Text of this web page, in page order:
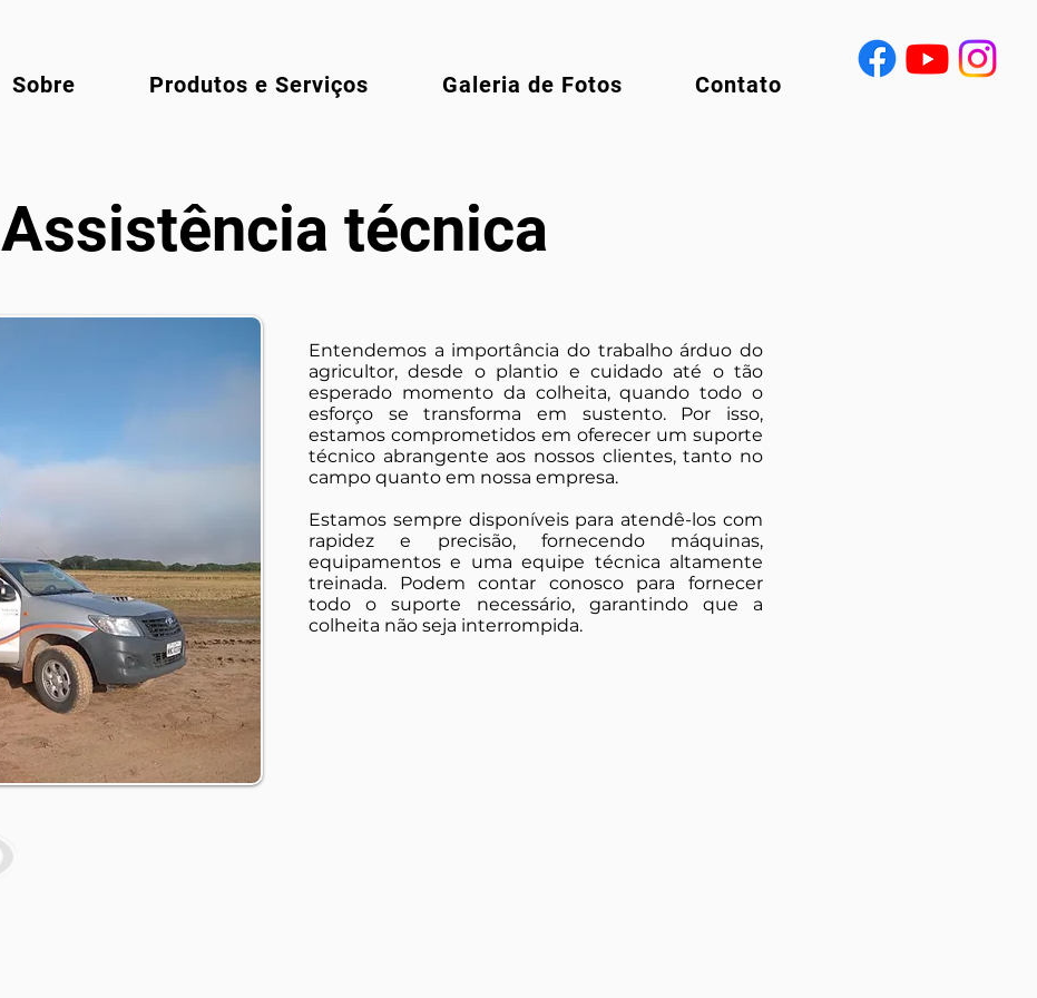
Sobre Produtos e Serviços Galeria de Fotos Contato
Assistência técnica
Entendemos a importância do trabalho árduo do
agricultor, desde o plantio e cuidado até o tão
esperado momento da colheita, quando todo o
esforço se transforma em sustento. Por isso,
estamos comprometidos em oferecer um suporte
técnico abrangente aos nossos clientes, tanto no
campo quanto em nossa empresa.
Estamos sempre disponíveis para atendê-los com
rapidez e precisão, fornecendo máquinas,
equipamentos e uma equipe técnica altamente
treinada. Podem contar conosco para fornecer
todo o suporte necessário, garantindo que a
colheita não seja interrompida.